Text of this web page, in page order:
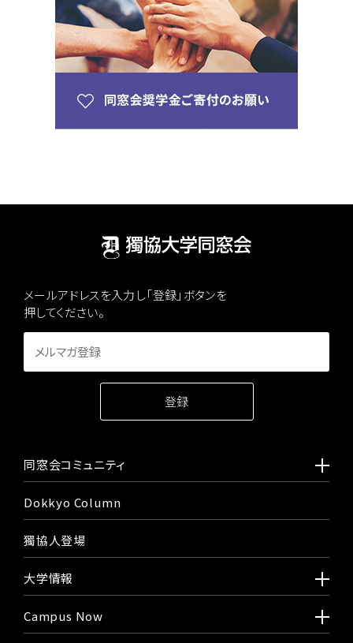
メールアドレスを入力し「登録」ボタンを
押してください。
同窓会コミュニティ
Dokkyo Column
獨協人登場
大学情報
Campus Now